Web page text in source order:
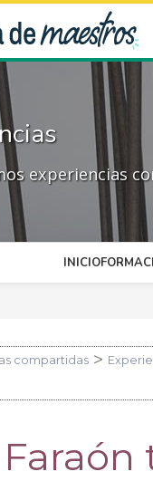
experiencias
INICIO
compartidas>